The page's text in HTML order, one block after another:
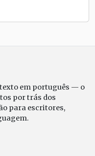
em português — o
por trás dos
para escritores,